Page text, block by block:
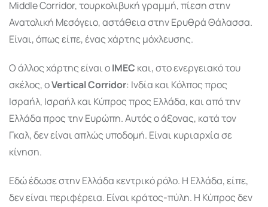
Middle Corridor, τουρκολιβυκή γραμμή, πίεση στην
Ανατολική Μεσόγειο, αστάθεια στην Ερυθρά Θάλασσα.
Είναι, όπως είπε, ένας χάρτης μόχλευσης.
Ο άλλος χάρτης είναι οIMEC και, στο ενεργειακό του
σκέλος, οVertical Corridor: Ινδία και Κόλπος προς
Ισραήλ, Ισραήλ και Κύπρος προς Ελλάδα, και από την
Ελλάδα προς την Ευρώπη. Αυτός ο άξονας, κατά τον
Γκαλ, δεν είναι απλώς υποδομή. Είναι κυριαρχία σε
κίνηση.
Εδώ έδωσε στην Ελλάδα κεντρικό ρόλο. Η Ελλάδα, είπε,
δεν είναι περιφέρεια. Είναι κράτος-πύλη. Η Κύπρος δεν